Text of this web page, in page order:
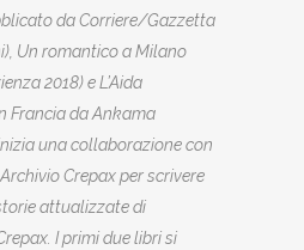
da Corriere/Gazzetta
Un romantico a Milano
2018) e L’Aida
Francia da Ankama
una collaborazione con
Crepax per scrivere
attualizzate di
I primi due libri si